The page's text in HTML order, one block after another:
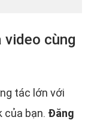
video cùng
tác lớn với
của bạn. Đăng